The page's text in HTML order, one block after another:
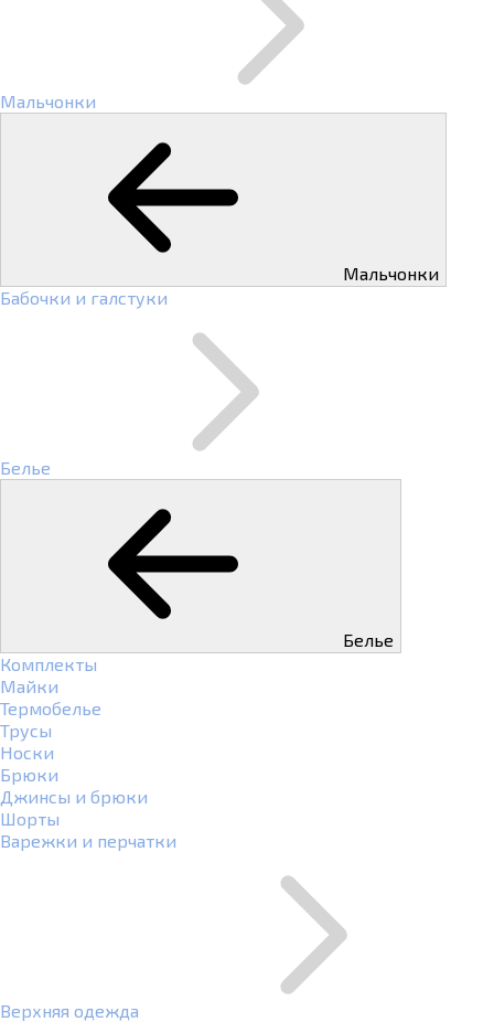
Мальчонки
Мальчонки
Бабочки и галстуки
Белье
Белье
Комплекты
Майки
Термобелье
Трусы
Носки
Брюки
Джинсы и брюки
Шорты
Варежки и перчатки
Верхняя одежда